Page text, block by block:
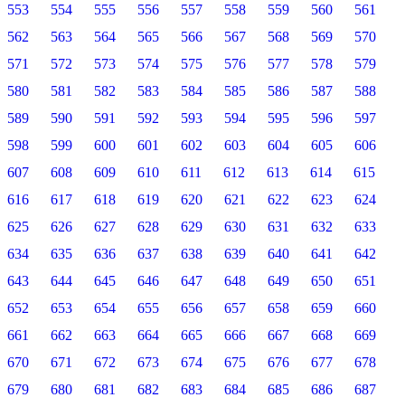
553
554 555 556 557 558 559 560
561
562
563 564 565 566 567 568 569
570
571
572 573 574 575 576 577 578
579
580
581 582 583 584 585 586 587
588
589
590 591 592 593 594 595 596
597
598
599 600 601 602 603 604 605
606
607
608 609 610 611 612 613 614
615
616
617 618 619 620 621 622 623
624
625
626 627 628 629 630 631 632
633
634
635 636 637 638 639 640 641
642
643
644 645 646 647 648 649 650
651
652
653 654 655 656 657 658 659
660
661
662 663 664 665 666 667 668
669
670
671 672 673 674 675 676 677
678
679
680 681 682 683 684 685 686
687